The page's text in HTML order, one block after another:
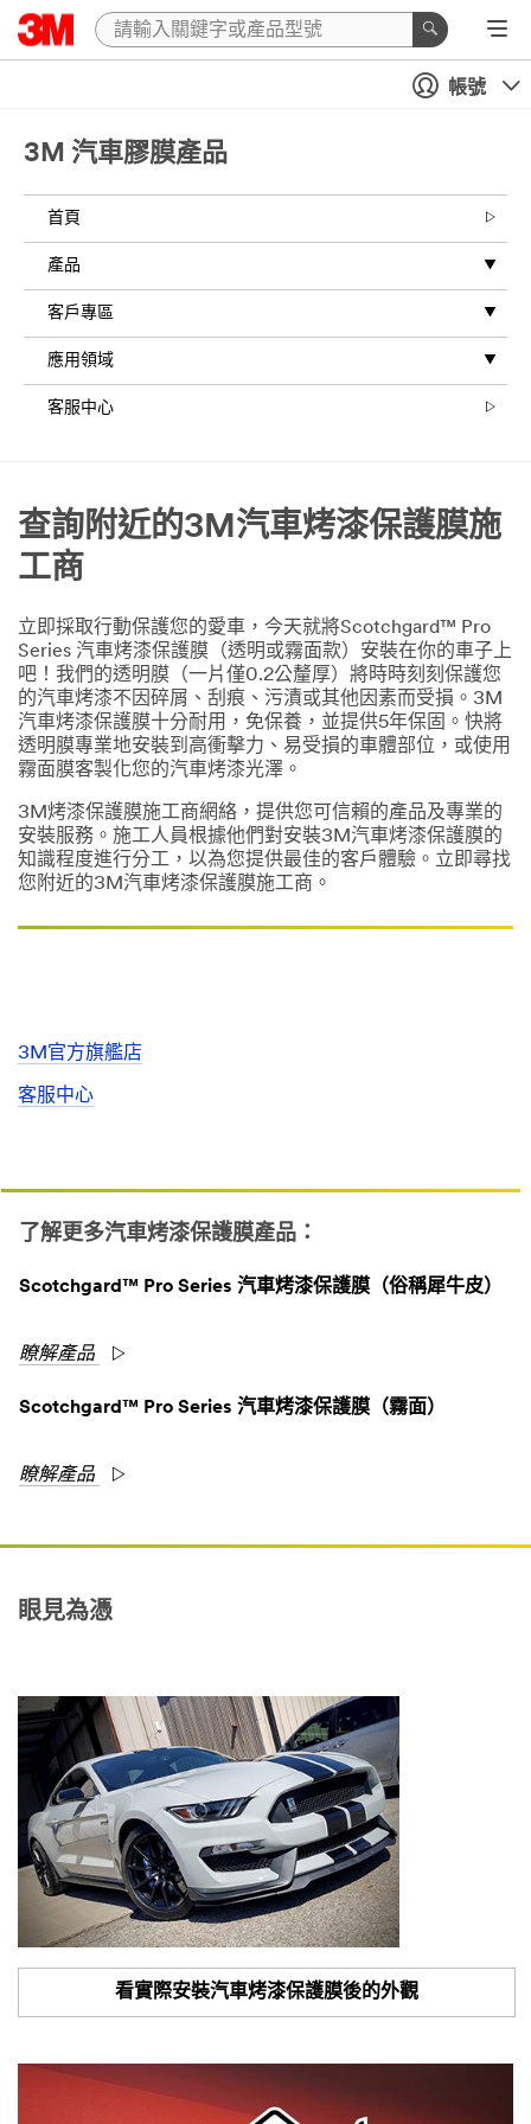
帳號
3M 汽車膠膜產品
首頁
產品
客戶專區
應用領域
客服中心
查詢附近的3M汽車烤漆保護膜施
工商
立即採取行動保護您的愛車，今天就將Scotchgard™ Pro
Series 汽車烤漆保護膜（透明或霧面款）安裝在你的車子上
吧！我們的透明膜（一片僅0.2公釐厚）將時時刻刻保護您
的汽車烤漆不因碎屑、刮痕、污漬或其他因素而受損。3M
汽車烤漆保護膜十分耐用，免保養，並提供5年保固。快將
透明膜專業地安裝到高衝擊力、易受損的車體部位，或使用
霧面膜客製化您的汽車烤漆光澤。
3M烤漆保護膜施工商網絡，提供您可信賴的產品及專業的
安裝服務。施工人員根據他們對安裝3M汽車烤漆保護膜的
知識程度進行分工，以為您提供最佳的客戶體驗。立即尋找
您附近的3M汽車烤漆保護膜施工商。
3M官方旗艦店
客服中心
了解更多汽車烤漆保護膜產品：
Scotchgard™ Pro Series 汽車烤漆保護膜（俗稱犀牛皮）
瞭解產品
Scotchgard™ Pro Series 汽車烤漆保護膜（霧面）
瞭解產品
眼見為憑
看實際安裝汽車烤漆保護膜後的外觀